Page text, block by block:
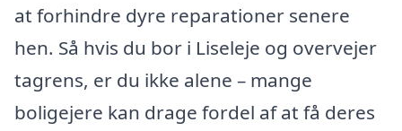
at forhindre dyre reparationer senere
hen. Så hvis du bor i Liseleje og overvejer
tagrens, er du ikke alene – mange
boligejere kan drage fordel af at få deres